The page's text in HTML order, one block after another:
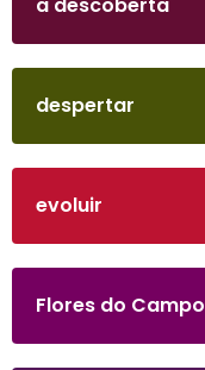
despertar
evoluir
Flores do Campo